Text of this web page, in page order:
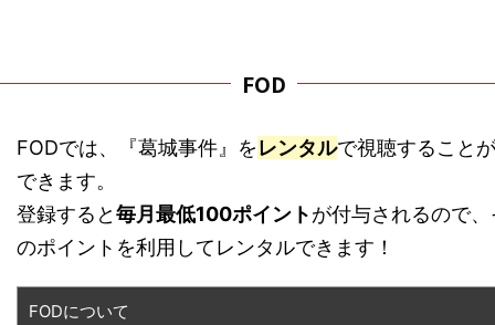
FOD
FODでは、『葛城事件』をレンタルで視聴することが
できます。
登録すると毎月最低100ポイントが付与されるので、
のポイントを利用してレンタルできます！
FODについて